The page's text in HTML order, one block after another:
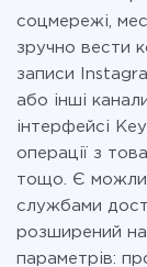
соцмережі,
зручно вести
записи
або інші
інтерфейсі
операції з
тощо. Є
службами
розширений
параметрів: